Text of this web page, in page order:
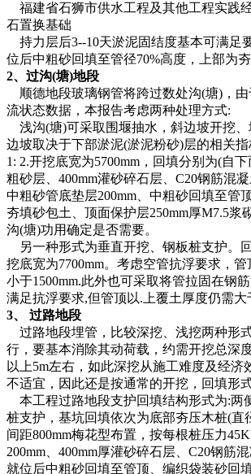
福建省石狮市供水工程及其他工程实践
石置换基础
持力层后3--10天淤泥固结度基本可满足
位后中粗砂回填至管径70%高度，上部为夯
2、过沟(塘)地段
顺德地段玻璃钢管将跨过数处沟(塘)，由
流状态数据，本报告考虑两种处理方式:
浅沟(塘)可采取围堰抽水，斜边坡开挖
边坡取决于下部淤泥(淤泥粉砂)层的相关
1: 2.开挖底宽为5700mm，回填分别为(自下
粗砂层、400mm灌砂碎石层、C20钢筋混凝
中粗砂管底垫层200mm、中粗砂回填至管
夯填砂包土、顶面保护层250mm厚M7.5浆
沟(塘)功用确定是否需要。
另一种形式为垂直开挖、钢板桩支护。
挖底宽为7700mm。考虑空管抗浮要求，
小于1500mm.此外也可采取将管拉固在钢
满足抗浮要求,但管顶以.上覆土厚度仍需大
3、 过路地段
过路地段埋管，比较深挖、浅挖两种形
行，要基本消除其动荷载，约需开挖总深
以上5m左右，如此深挖从施工难度及经济
不适宜，因此还是按通常的开挖，回填形式
本工程过路地段支护回填结构形式为:两
桩支护，基坑回填依次为底部夯压木桩(直
间距800mm梅花型布置，按每根桩压力
200mm、400mm厚灌砂碎石层、C20钢筋
就位后中粗砂回填至管顶、编织袋装砂回